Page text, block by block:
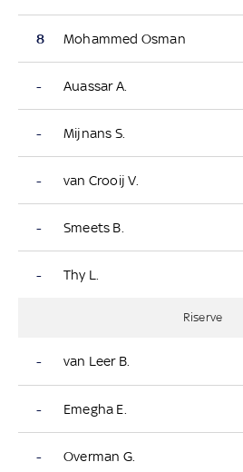
8 Mohammed Osman
- Auassar A.
- Mijnans S.
- van Crooij V.
- Smeets B.
- Thy L.
Riserve
- van Leer B.
- Emegha E.
- Overman G.